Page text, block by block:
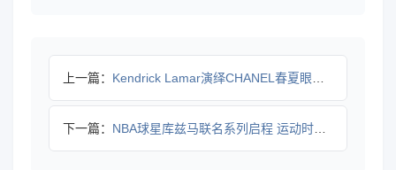
上一篇： Kendrick Lamar演绎CHANEL春夏眼镜系列，时
下一篇： NBA球星库兹马联名系列启程 运动时尚跨界融合新篇章